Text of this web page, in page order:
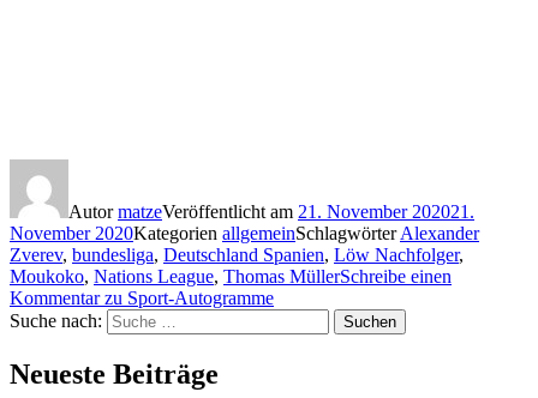
AutormatzeVeröffentlicht am 21. November 202021.
November 2020Kategorien allgemeinSchlagwörterAlexander
Zverev, bundesliga, Deutschland Spanien, Löw Nachfolger,
Moukoko, Nations League, Thomas MüllerSchreibe einen
Kommentarzu Sport-Autogramme
Suche nach:
Suchen
Neueste Beiträge